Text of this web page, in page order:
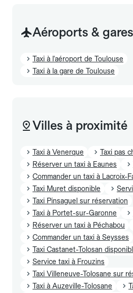
Aéroports & gares
Taxi à l'aéroport de Toulouse
Taxi à la gare de Toulouse
Villes à proximité
Taxi à Venerque
Taxi pas
Réserver un taxi à Eaunes
Commander un taxi à Lacroix-
Taxi Muret disponible
Taxi Pinsaguel sur réservation
Taxi à Portet-sur-Garonne
Réserver un taxi à Péchabou
Commander un taxi à Seysses
Taxi Castanet-Tolosan
Service taxi à Frouzins
Taxi Villeneuve-Tolosane sur
Taxi à Auzeville-Tolosane